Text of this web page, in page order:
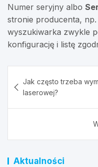
Numer seryjny albo
stronie producenta, np.
wyszukiwarka zwykle
konfigurację i listę
wpisu
Jak często trzeba
laserowej?
Aktualności